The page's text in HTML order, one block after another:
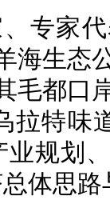
专家
海生态
毛都口
拉特味
业规划
体思